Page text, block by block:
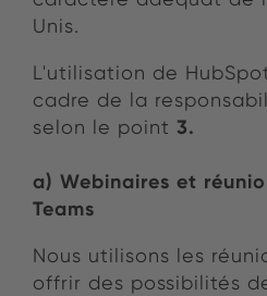
Unis.
L'utilisation de
cadre de la
selon le point 3.
a) Webinaires et
Teams
Nous utilisons les
offrir des possibilités